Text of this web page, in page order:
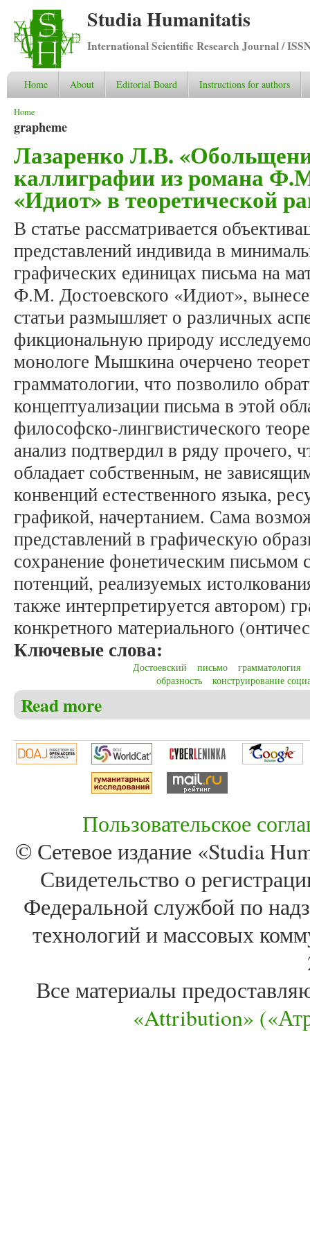
Studia Humanitatis
International Scientific Research Journal /
Home About Editorial Board Instructions for authors
You are here
Home
grapheme
Лазаренко Л.В.
каллиграфии из романа
«Идиот» в теоретической
В статье рассматривается
представлений индивида в
графических единицах письма на
Ф.М. Достоевского «Идиот»,
статьи размышляет о различных
фикциональную природу
монологе Мышкина очерчено
грамматологии, что позволило
концептуализации письма в этой
философско-лингвистического
анализ подтвердил в ряду прочего,
обладает собственным, не
конвенций естественного языка,
графикой, начертанием. Сама
представлений в графическую
сохранение фонетическим письмом
потенций, реализуемых
также интерпретируется автором)
конкретного материального
Ключевые слова:
Достоевский письмо
грамматология
образность
конструирование
Read more
Пользовательское
© Сетевое издание «Studia
Свидетельство о
Федеральной службой по
технологий и массовых
Все материалы
«Attribution»